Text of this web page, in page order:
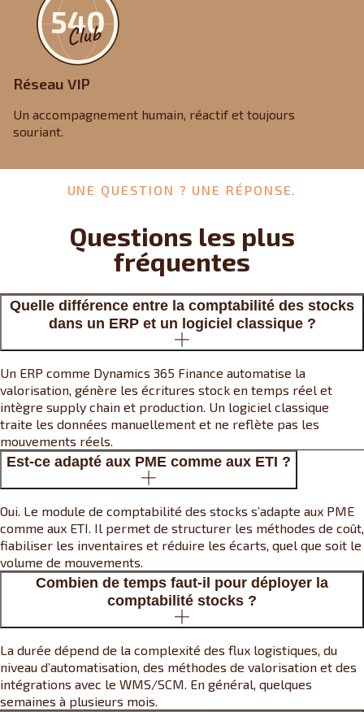
Réseau VIP
Un accompagnement humain, réactif et toujours
souriant.
UNE QUESTION ? UNE RÉPONSE.
Questions les plus
fréquentes
Quelle différence entre la comptabilité des stocks
dans un ERP et un logiciel classique ?
Un ERP comme Dynamics 365 Finance automatise la
valorisation, génère les écritures stock en temps réel et
intègre supply chain et production. Un logiciel classique
traite les données manuellement et ne reflète pas les
mouvements réels.
Est-ce adapté aux PME comme aux ETI ?
Oui. Le module de comptabilité des stocks s’adapte aux PME
comme aux ETI. Il permet de structurer les méthodes de coût,
fiabiliser les inventaires et réduire les écarts, quel que soit le
volume de mouvements.
Combien de temps faut-il pour déployer la
comptabilité stocks ?
La durée dépend de la complexité des flux logistiques, du
niveau d’automatisation, des méthodes de valorisation et des
intégrations avec le WMS/SCM. En général, quelques
semaines à plusieurs mois.